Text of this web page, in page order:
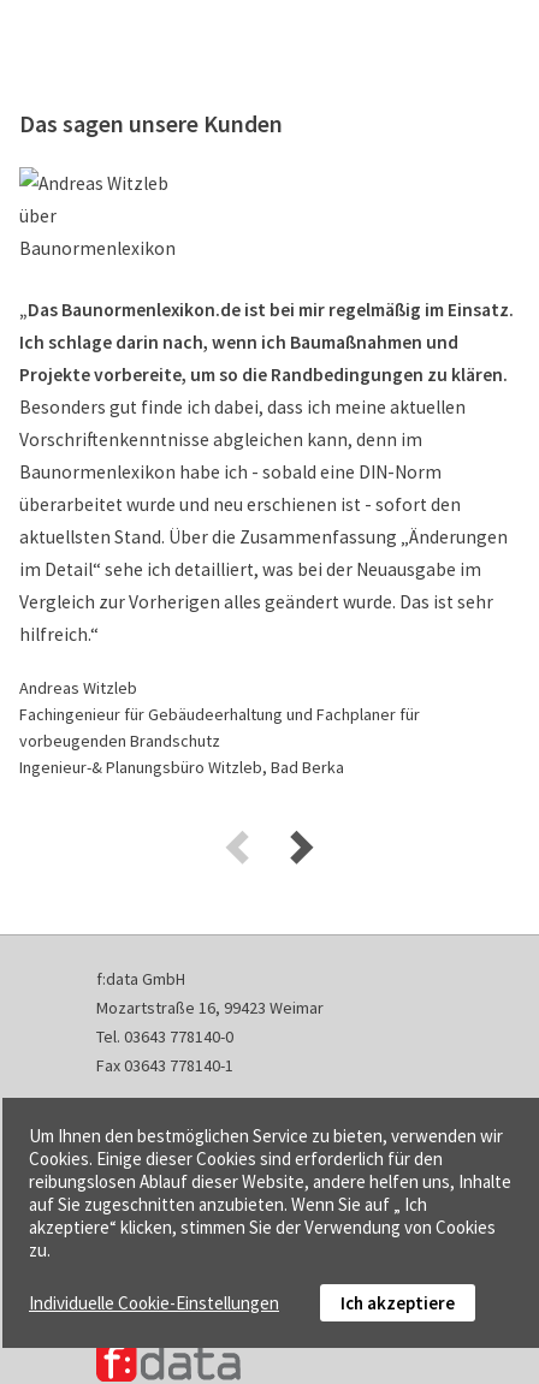
Das sagen unsere Kunden
„Das Baunormenlexikon.de ist bei mir regelmäßig im Einsatz.
Ich schlage darin nach, wenn ich Baumaßnahmen und
Projekte vorbereite, um so die Randbedingungen zu klären.
Besonders gut finde ich dabei, dass ich meine aktuellen
Vorschriftenkenntnisse abgleichen kann, denn im
Baunormenlexikon habe ich - sobald eine DIN-Norm
überarbeitet wurde und neu erschienen ist - sofort den
aktuellsten Stand. Über die Zusammenfassung „Änderungen
im Detail“ sehe ich detailliert, was bei der Neuausgabe im
Vergleich zur Vorherigen alles geändert wurde. Das ist sehr
hilfreich.“
Andreas Witzleb
Fachingenieur für Gebäudeerhaltung und Fachplaner für
vorbeugenden Brandschutz
Ingenieur-& Planungsbüro Witzleb, Bad Berka
f:data GmbH
Mozartstraße 16, 99423 Weimar
Tel. 03643 778140-0
Fax 03643 778140-1
info@fdata.de
Kontakt
Impressum
Datenschutzerklärung
Urheberrecht und Haftung
Cookie-Einstellungen
Um Ihnen den bestmöglichen Service zu bieten, verwenden wir
Cookies. Einige dieser Cookies sind erforderlich für den
reibungslosen Ablauf dieser Website, andere helfen uns, Inhalte
auf Sie zugeschnitten anzubieten. Wenn Sie auf „ Ich
akzeptiere“ klicken, stimmen Sie der Verwendung von Cookies
zu.
Individuelle Cookie-Einstellungen Ich akzeptiere